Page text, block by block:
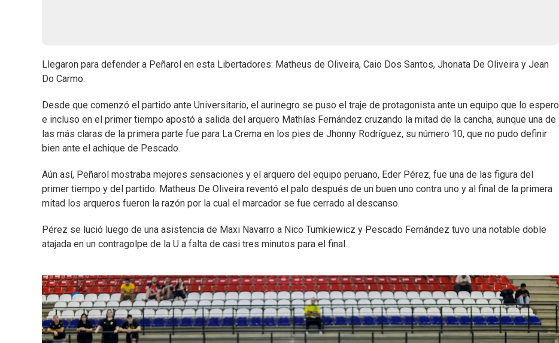
Llegaron para defender a Peñarol en esta Libertadores: Matheus de Oliveira, Caio Dos Santos, Jhonata De Oliveira y Jean
Do Carmo.
Desde que comenzó el partido ante Universitario, el aurinegro se puso el traje de protagonista ante un equipo que lo espero
e incluso en el primer tiempo apostó a salida del arquero Mathías Fernández cruzando la mitad de la cancha, aunque una de
las más claras de la primera parte fue para La Crema en los pies de Jhonny Rodríguez, su número 10, que no pudo definir
bien ante el achique de Pescado.
Aún así, Peñarol mostraba mejores sensaciones y el arquero del equipo peruano, Eder Pérez, fue una de las figura del
primer tiempo y del partido. Matheus De Oliveira reventó el palo después de un buen uno contra uno y al final de la primera
mitad los arqueros fueron la razón por la cual el marcador se fue cerrado al descanso.
Pérez se lució luego de una asistencia de Maxi Navarro a Nico Tumkiewicz y Pescado Fernández tuvo una notable doble
atajada en un contragolpe de la U a falta de casi tres minutos para el final.